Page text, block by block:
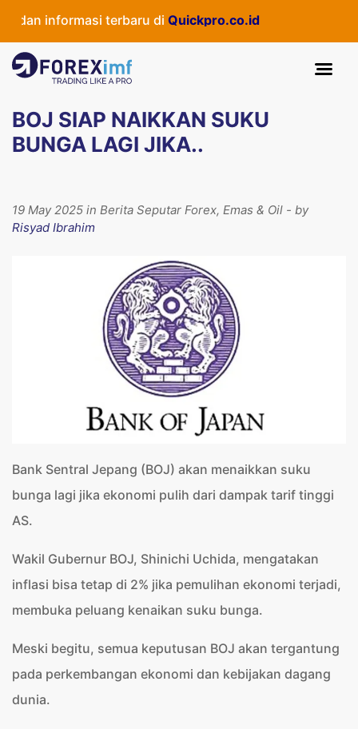
informasi terbaru diQuickpro.co.id
BOJ SIAP NAIKKAN SUKU
BUNGA LAGI JIKA..
19 May 2025 in Berita Seputar Forex, Emas & Oil - by
Risyad Ibrahim
Bank Sentral Jepang (BOJ) akan menaikkan suku
bunga lagi jika ekonomi pulih dari dampak tarif tinggi
AS.
Wakil Gubernur BOJ, Shinichi Uchida, mengatakan
inflasi bisa tetap di 2% jika pemulihan ekonomi terjadi,
membuka peluang kenaikan suku bunga.
Meski begitu, semua keputusan BOJ akan tergantung
pada perkembangan ekonomi dan kebijakan dagang
dunia.